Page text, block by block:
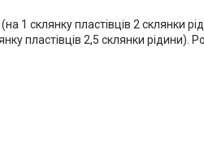
1 склянку пластівців 2 склянки
2,5 склянки рідини).